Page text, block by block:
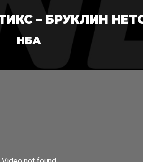
– БРУКЛИН
НБА